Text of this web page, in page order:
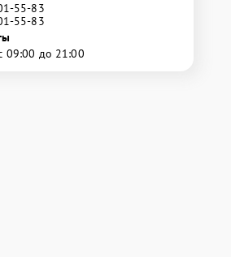
55-83
55-83
09:00 до 21:00